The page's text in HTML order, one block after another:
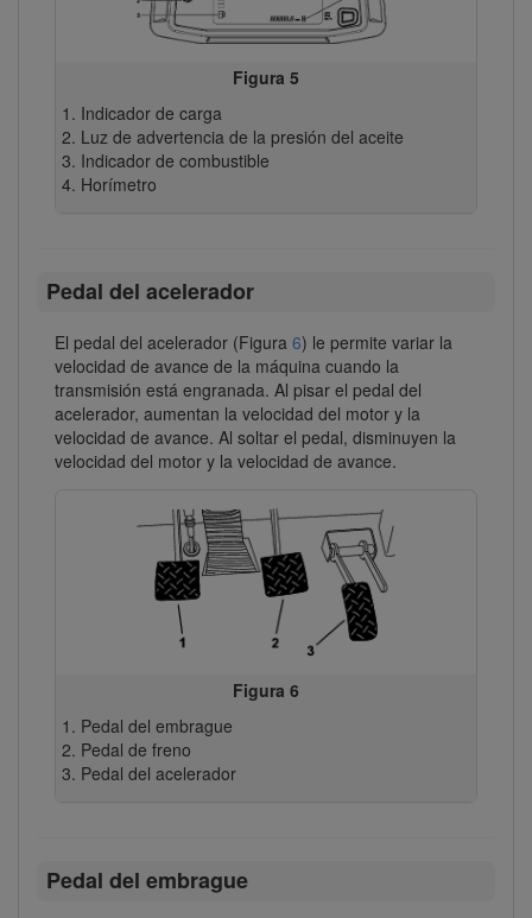
Figura 5
Indicador de carga
Luz de advertencia de la presión del aceite
Indicador de combustible
Horímetro
Pedal del acelerador
El pedal del acelerador (Figura 6) le permite variar la
velocidad de avance de la máquina cuando la
transmisión está engranada. Al pisar el pedal del
acelerador, aumentan la velocidad del motor y la
velocidad de avance. Al soltar el pedal, disminuyen la
velocidad del motor y la velocidad de avance.
Figura 6
Pedal del embrague
Pedal de freno
Pedal del acelerador
Pedal del embrague